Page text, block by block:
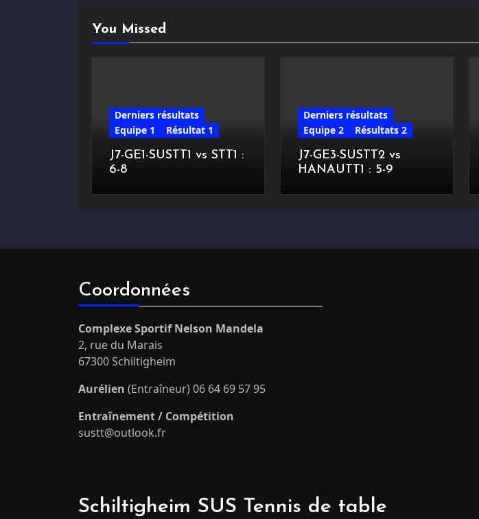
You Missed
Derniers résultats
Equipe 1
Résultat 1
J7-GE1-SUSTT1 vs STT1 :
6-8
Derniers résultats
Equipe 2
Résultats 2
J7-GE3-SUSTT2 vs
HANAUTT1 : 5-9
Coordonnées
Complexe Sportif Nelson Mandela
2, rue du Marais
67300 Schiltigheim
Aurélien (Entraîneur) 06 64 69 57 95
Entraînement / Compétition
sustt@outlook.fr
Schiltigheim SUS Tennis de table